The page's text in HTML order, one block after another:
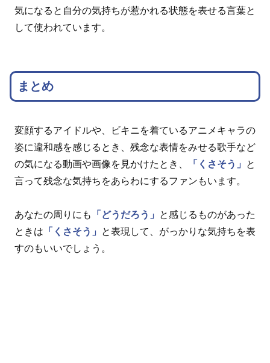
気になると自分の気持ちが惹かれる状態を表せる言葉と
して使われています。
まとめ
変顔するアイドルや、ビキニを着ているアニメキャラの
姿に違和感を感じるとき、残念な表情をみせる歌手など
の気になる動画や画像を見かけたとき、
「くさそう」
と
言って残念な気持ちをあらわにするファンもいます。
あなたの周りにも 「どうだろう」
と感じるものがあった
ときは 「くさそう」
と表現して、がっかりな気持ちを表
すのもいいでしょう。